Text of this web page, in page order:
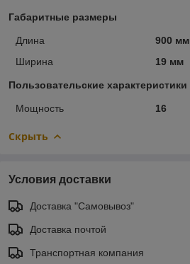
Габаритные размеры
Длина
900 мм
Ширина
19 мм
Пользовательские характеристики
Мощность 16
Скрыть
Условия доставки
Доставка "Самовывоз"
Доставка почтой
Транспортная компания